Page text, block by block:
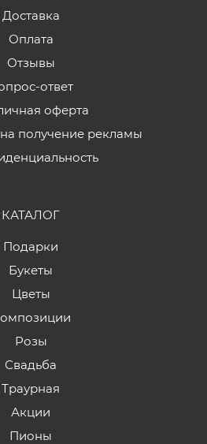
Доставка
Оплата
Отзывы
ответ
оферта
получение рекламы
КАТАЛОГ
Подарки
Букеты
Цветы
Розы
Свадьба
Траурная
Акции
Пионы